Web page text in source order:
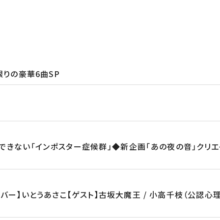
りの豪華6曲SP
ない「インポスター症候群」◆新企画「あの夜の音」クリ
ー】いとうあさこ【ゲスト】古坂大魔王 / 小高千枝（公